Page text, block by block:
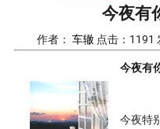
今夜有
作者： 车辙 点击：1191
今夜有
今夜特